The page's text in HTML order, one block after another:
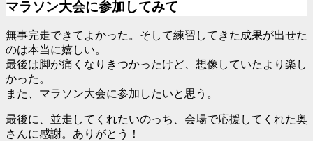
マラソン大会に参加してみて
無事完走できてよかった。そして練習してきた成果が出せた
のは本当に嬉しい。
最後は脚が痛くなりきつかったけど、想像していたより楽し
かった。
また、マラソン大会に参加したいと思う。
最後に、並走してくれたいのっち、会場で応援してくれた奥
さんに感謝。ありがとう！